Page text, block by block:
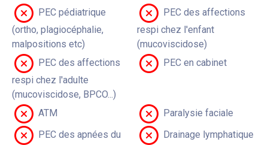
PEC pédiatrique
(ortho, plagiocéphalie,
malpositions etc)
PEC des affections
respi chez l'enfant
(mucoviscidose)
PEC des affections
respi chez l'adulte
(mucoviscidose, BPCO...)
PEC en cabinet
ATM
Paralysie faciale
PEC des apnées du
Drainage lymphatique